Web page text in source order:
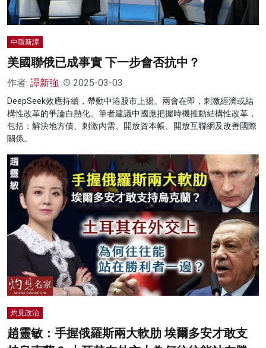
中環新譚
美國聯俄已成事實 下一步會否抗中？
作者: 譚新強 2025-03-03
DeepSeek效應持續，帶動中港股市上揚。兩會在即，刺激經濟或結
構性改革的爭論白熱化。筆者建議中國應把握時機推動結構性改革，
包括：解決地方債、刺激內需、開放資本帳、開放互聯網及改善國際
關係。
灼見政治
趙靈敏：手握俄羅斯兩大軟肋 埃爾多安才敢支